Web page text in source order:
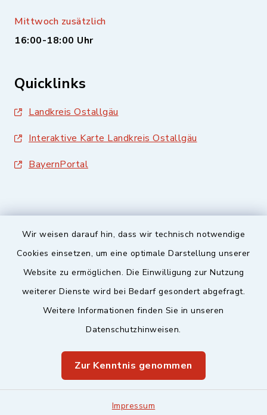
Wir weisen darauf hin, dass wir technisch notwendige
Cookies einsetzen, um eine optimale Darstellung unserer
Website zu ermöglichen. Die Einwilligung zur Nutzung
weiterer Dienste wird bei Bedarf gesondert abgefragt.
Weitere Informationen finden Sie in unseren
Datenschutzhinweisen.
Zur Kenntnis genommen
Impressum
Mittwoch zusätzlich
16:00-18:00 Uhr
Quicklinks
Landkreis Ostallgäu
Interaktive Karte Landkreis Ostallgäu
BayernPortal
Sicherer Kontakt
Datenschutz
Leitweg-ID & Rechnungsadressen